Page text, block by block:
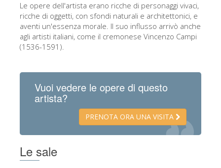
Corridoio Vasariano
Palazzo Vecchio
Solo biglietti ad Ingresso rapido
Le opere dell'artista erano ricche di personaggi vivaci,
ricche di oggetti, con sfondi naturali e architettonici, e
aventi un'essenza morale. Il suo influsso arrivò anche
agli artisti italiani, come il cremonese Vincenzo Campi
(1536-1591).
Vuoi vedere le opere di questo
artista?
PRENOTA ORA UNA VISITA
Le sale